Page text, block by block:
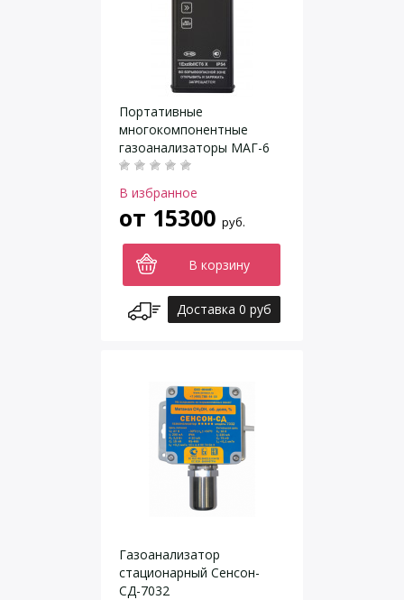
Портативные
многокомпонентные
газоанализаторы МАГ-6
В избранное
от 15300 руб.
В корзину
Доставка 0 руб
Газоанализатор
стационарный Сенсон-
СД-7032